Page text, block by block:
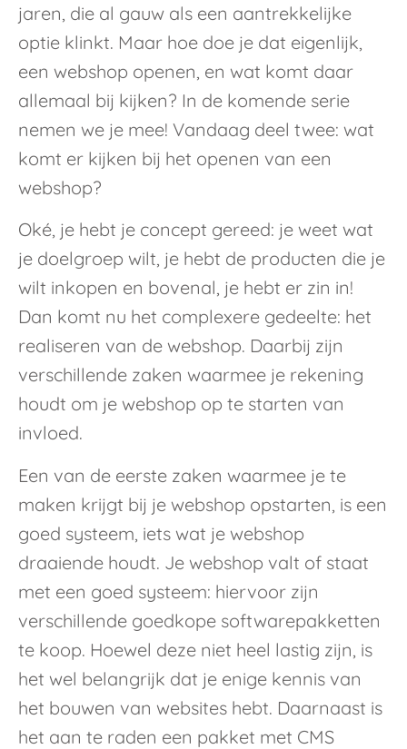
jaren, die al gauw als een aantrekkelijke
optie klinkt. Maar hoe doe je dat eigenlijk,
een webshop openen, en wat komt daar
allemaal bij kijken? In de komende serie
nemen we je mee! Vandaag deel twee: wat
komt er kijken bij het openen van een
webshop?
Oké, je hebt je concept gereed: je weet wat
je doelgroep wilt, je hebt de producten die je
wilt inkopen en bovenal, je hebt er zin in!
Dan komt nu het complexere gedeelte: het
realiseren van de webshop. Daarbij zijn
verschillende zaken waarmee je rekening
houdt om je webshop op te starten van
invloed.
Een van de eerste zaken waarmee je te
maken krijgt bij je webshop opstarten, is een
goed systeem, iets wat je webshop
draaiende houdt. Je webshop valt of staat
met een goed systeem: hiervoor zijn
verschillende goedkope softwarepakketten
te koop. Hoewel deze niet heel lastig zijn, is
het wel belangrijk dat je enige kennis van
het bouwen van websites hebt. Daarnaast is
het aan te raden een pakket met CMS